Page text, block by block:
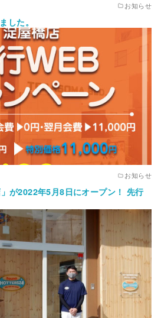
お知らせ
した。
お知らせ
が2022年5月8日にオープン！ 先行